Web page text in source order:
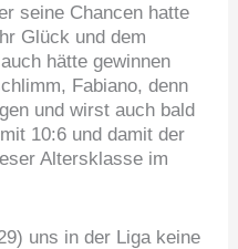
seine Chancen hatte
Glück und dem
hätte gewinnen
Fabiano, denn
und wirst auch bald
10:6 und damit der
Altersklasse im
uns in der Liga keine